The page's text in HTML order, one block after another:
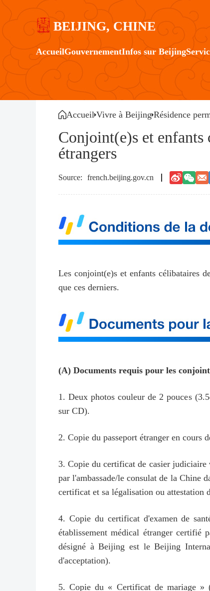
BEIJING, CHINE
AccueilGouvernementInfos sur Beijing
Accueil Vivre à Beijing Résidence
Conjoint(e)s et enfants
étrangers
french.beijing.gov.cn
Les conjoint(e)s et enfants célibataires
que ces derniers.
(A) Documents requis pour les
1. Deux photos couleur de 2 pouces
sur CD).
2. Copie du passeport étranger en cours
3. Copie du certificat de casier judiciaire
par l'ambassade/le consulat de la Chine
certificat et sa légalisation ou attestation
4. Copie du certificat d'examen de
établissement médical étranger certifié
désigné à Beijing est le Beijing
d'acceptation).
5. Copie du « Certificat de mariage »